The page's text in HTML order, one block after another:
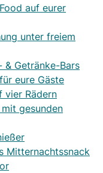
auf eurer
unter freiem
Getränke-Bars
eure Gäste
vier Rädern
gesunden
Mitternachtssnack